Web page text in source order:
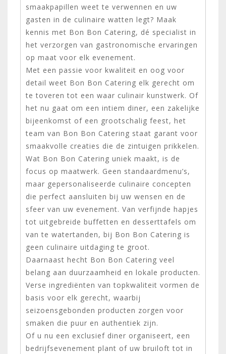
smaakpapillen weet te verwennen en uw
gasten in de culinaire watten legt? Maak
kennis met Bon Bon Catering, dé specialist in
het verzorgen van gastronomische ervaringen
op maat voor elk evenement.
Met een passie voor kwaliteit en oog voor
detail weet Bon Bon Catering elk gerecht om
te toveren tot een waar culinair kunstwerk. Of
het nu gaat om een intiem diner, een zakelijke
bijeenkomst of een grootschalig feest, het
team van Bon Bon Catering staat garant voor
smaakvolle creaties die de zintuigen prikkelen.
Wat Bon Bon Catering uniek maakt, is de
focus op maatwerk. Geen standaardmenu’s,
maar gepersonaliseerde culinaire concepten
die perfect aansluiten bij uw wensen en de
sfeer van uw evenement. Van verfijnde hapjes
tot uitgebreide buffetten en desserttafels om
van te watertanden, bij Bon Bon Catering is
geen culinaire uitdaging te groot.
Daarnaast hecht Bon Bon Catering veel
belang aan duurzaamheid en lokale producten.
Verse ingrediënten van topkwaliteit vormen de
basis voor elk gerecht, waarbij
seizoensgebonden producten zorgen voor
smaken die puur en authentiek zijn.
Of u nu een exclusief diner organiseert, een
bedrijfsevenement plant of uw bruiloft tot in